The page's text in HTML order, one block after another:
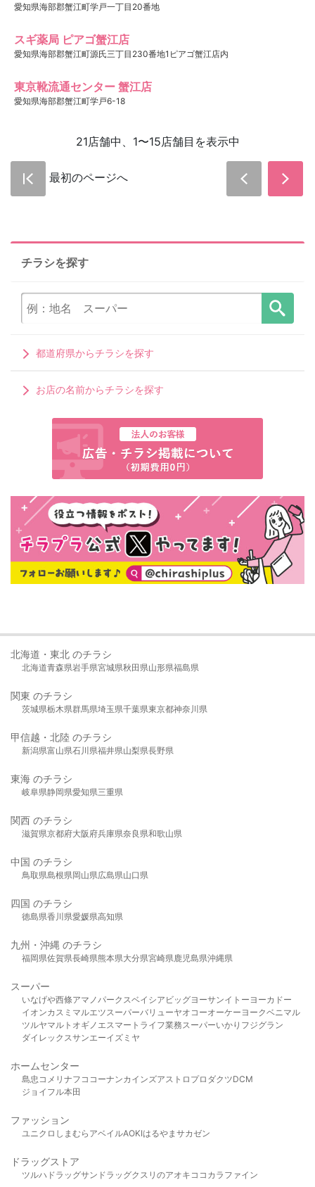
愛知県海部郡蟹江町学戸一丁目20番地
スギ薬局 ピアゴ蟹江店
愛知県海部郡蟹江町源氏三丁目230番地1ピアゴ蟹江店内
東京靴流通センター 蟹江店
愛知県海部郡蟹江町学戸6-18
21店舗中、1〜15店舗目を表示中
最初のページへ
チラシを探す
都道府県からチラシを探す
お店の名前からチラシを探す
北海道・東北 のチラシ
北海道青森県岩手県宮城県秋田県山形県福島県
関東 のチラシ
茨城県栃木県群馬県埼玉県千葉県東京都神奈川県
甲信越・北陸 のチラシ
新潟県富山県石川県福井県山梨県長野県
東海 のチラシ
岐阜県静岡県愛知県三重県
関西 のチラシ
滋賀県京都府大阪府兵庫県奈良県和歌山県
中国 のチラシ
鳥取県島根県岡山県広島県山口県
四国 のチラシ
徳島県香川県愛媛県高知県
九州・沖縄 のチラシ
福岡県佐賀県長崎県熊本県大分県宮崎県鹿児島県沖縄県
スーパー
いなげや西條アマノパークスベイシア ビッグヨーサンイトーヨーカドー
イオンカスミ マルエツスーパーバリューヤオコーオーケー ヨークベニマル
ツルヤマルト オギノ エスマート ライフ業務スーパーいかり フジグラン
ダイレックスサンエーイズミヤ
ホームセンター
島忠 コメリ ナフコ コーナンカインズアストロプロダクツDCM
ジョイフル本田
ファッション
ユニクロ しまむら アベイルAOKIはるやま サカゼン
ドラッグストア
ツルハドラッグサンドラッグクスリのアオキ ココカラファイン